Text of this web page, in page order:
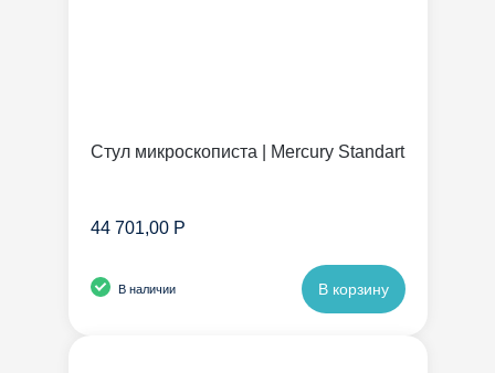
Стул микроскописта | Mercury Standart
44 701,00 Р
В наличии В корзину